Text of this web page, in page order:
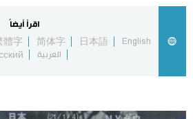
اليابان في فيديو
اقرأ أيضاً
English
日本語
简体字
體字
العربية